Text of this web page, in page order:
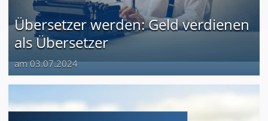
Übersetzer werden: Geld verdienen
als Übersetzer
am 03.07.2024